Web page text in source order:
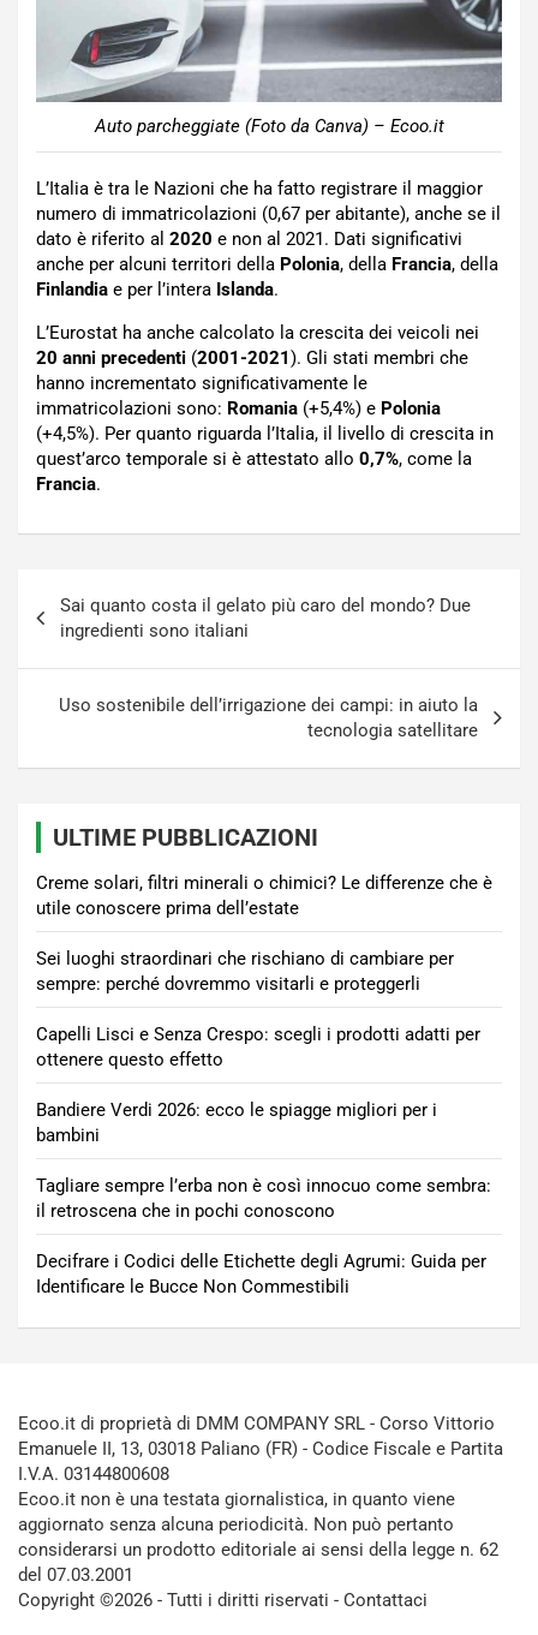
Auto parcheggiate (Foto da Canva) – Ecoo.it
L’Italia è tra le Nazioni che ha fatto registrare il maggior
numero di immatricolazioni (0,67 per abitante), anche se il
dato è riferito al 2020 e non al 2021. Dati significativi
anche per alcuni territori della Polonia, della Francia, della
Finlandia e per l’intera Islanda.
L’Eurostat ha anche calcolato la crescita dei veicoli nei
20 anni precedenti (2001-2021). Gli stati membri che
hanno incrementato significativamente le
immatricolazioni sono: Romania (+5,4%) e Polonia
(+4,5%). Per quanto riguarda l’Italia, il livello di crescita in
quest’arco temporale si è attestato allo 0,7%, come la
Francia.
articoli
Sai quanto costa il gelato più caro del mondo? Due
ingredienti sono italiani
Uso sostenibile dell’irrigazione dei campi: in aiuto la
tecnologia satellitare
ULTIME PUBBLICAZIONI
Creme solari, filtri minerali o chimici? Le differenze che è
utile conoscere prima dell’estate
Sei luoghi straordinari che rischiano di cambiare per
sempre: perché dovremmo visitarli e proteggerli
Capelli Lisci e Senza Crespo: scegli i prodotti adatti per
ottenere questo effetto
Bandiere Verdi 2026: ecco le spiagge migliori per i
bambini
Tagliare sempre l’erba non è così innocuo come sembra:
il retroscena che in pochi conoscono
Decifrare i Codici delle Etichette degli Agrumi: Guida per
Identificare le Bucce Non Commestibili
Ecoo.it di proprietà di DMM COMPANY SRL - Corso Vittorio
Emanuele II, 13, 03018 Paliano (FR) - Codice Fiscale e Partita
I.V.A. 03144800608
Ecoo.it non è una testata giornalistica, in quanto viene
aggiornato senza alcuna periodicità. Non può pertanto
considerarsi un prodotto editoriale ai sensi della legge n. 62
del 07.03.2001
Copyright ©2026 - Tutti i diritti riservati - Contattaci